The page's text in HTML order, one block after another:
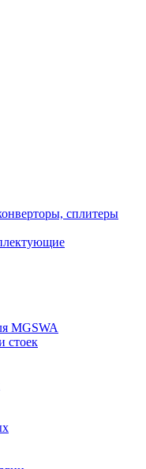
сплитеры
MGSWA
стоек